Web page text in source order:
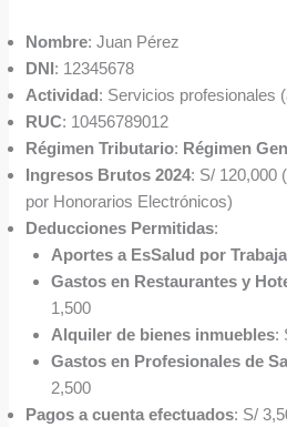
Nombre: Juan Pérez
DNI: 12345678
Actividad: Servicios profesionales
RUC: 10456789012
Régimen Tributario: Régimen
Ingresos Brutos 2024: S/ 120,000
por Honorarios Electrónicos)
Deducciones Permitidas:
Aportes a EsSalud por
Gastos en Restaurantes y
1,500
Alquiler de bienes inmuebles:
Gastos en Profesionales de
2,500
Pagos a cuenta efectuados: S/